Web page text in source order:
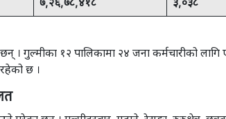
छन् । गुल्मीका १२ पालिकामा २४ जना कर्मचारीको
छ ।